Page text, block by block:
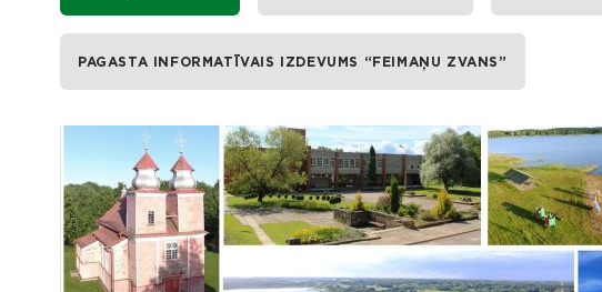
PAGASTA INFORMATĪVAIS IZDEVUMS “FEIMAŅU ZVANS”